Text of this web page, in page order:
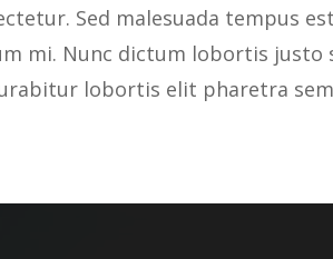
Sed malesuada tempus
mi. Nunc dictum lobortis justo
lobortis elit pharetra